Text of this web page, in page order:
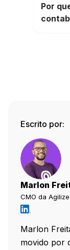
Por
Escrito por:
Marlon
CMO da Agilize
Marlon
movido por